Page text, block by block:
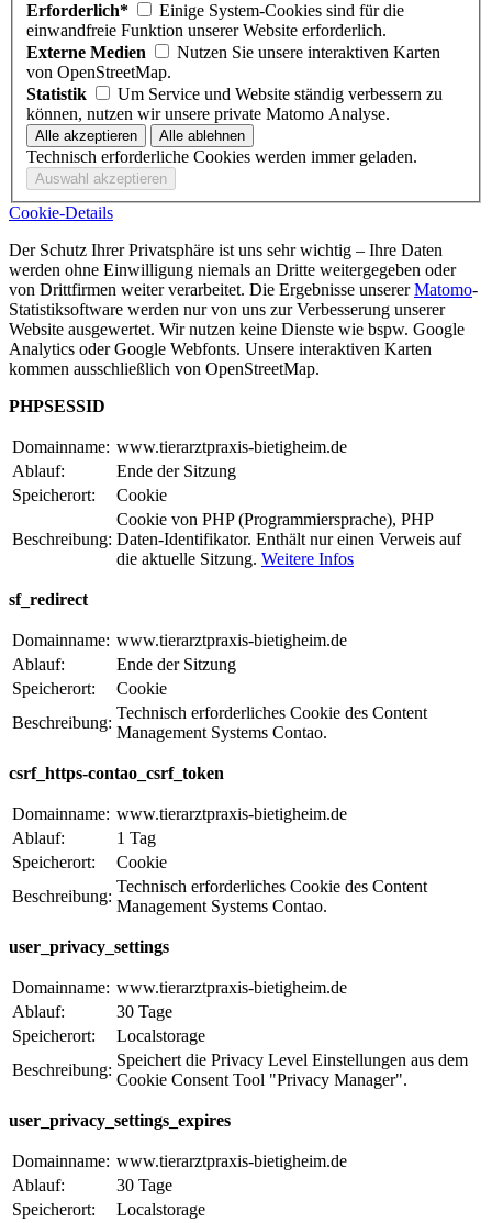
Erforderlich*
Einige System-Cookies sind für die
einwandfreie Funktion unserer Website erforderlich.
Externe Medien
Nutzen Sie unsere interaktiven Karten
von OpenStreetMap.
Statistik
Um Service und Website ständig verbessern zu
können, nutzen wir unsere private Matomo Analyse.
Technisch erforderliche Cookies werden immer geladen.
Cookie-Details
Der Schutz Ihrer Privatsphäre ist uns sehr wichtig – Ihre Daten
werden ohne Einwilligung niemals an Dritte weitergegeben oder
von Drittfirmen weiter verarbeitet. Die Ergebnisse unsererMatomo-
Statistiksoftware werden nur von uns zur Verbesserung unserer
Website ausgewertet. Wir nutzen keine Dienste wie bspw. Google
Analytics oder Google Webfonts. Unsere interaktiven Karten
kommen ausschließlich von OpenStreetMap.
PHPSESSID
Domainname: www.tierarztpraxis-bietigheim.de
Ablauf:
Ende der Sitzung
Speicherort:
Cookie
Beschreibung:
Cookie von PHP (Programmiersprache), PHP
Daten-Identifikator. Enthält nur einen Verweis auf
die aktuelle Sitzung. Weitere Infos
sf_redirect
Domainname: www.tierarztpraxis-bietigheim.de
Ablauf:
Ende der Sitzung
Speicherort:
Cookie
Beschreibung:
Technisch erforderliches Cookie des Content
Management Systems Contao.
csrf_https-contao_csrf_token
Domainname: www.tierarztpraxis-bietigheim.de
Ablauf:
1 Tag
Speicherort:
Cookie
Beschreibung:
Technisch erforderliches Cookie des Content
Management Systems Contao.
user_privacy_settings
Domainname: www.tierarztpraxis-bietigheim.de
Ablauf:
30 Tage
Speicherort:
Localstorage
Beschreibung:
Speichert die Privacy Level Einstellungen aus dem
Cookie Consent Tool "Privacy Manager".
user_privacy_settings_expires
Domainname: www.tierarztpraxis-bietigheim.de
Ablauf:
30 Tage
Speicherort:
Localstorage